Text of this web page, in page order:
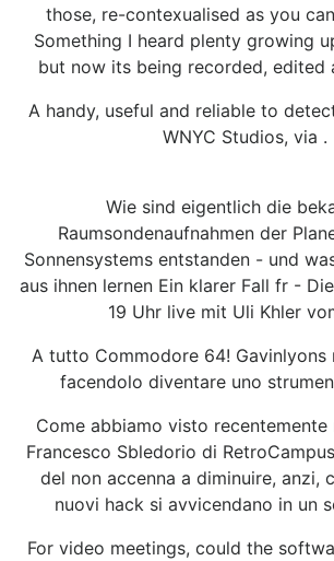
those, re-contexualised as you
Something I heard plenty growing
but now its being recorded, edited
A handy, useful and reliable to
WNYC Studios, via .
Wie sind eigentlich die
Raumsondenaufnahmen der
Sonnensystems entstanden - und
aus ihnen lernen Ein klarer Fall fr -
19 Uhr live mit Uli Khler
A tutto Commodore 64!
facendolo diventare uno
Come abbiamo visto recentemente
Francesco Sbledorio di
del non accenna a diminuire, anzi,
nuovi hack si avvicendano in un
For video meetings, could the